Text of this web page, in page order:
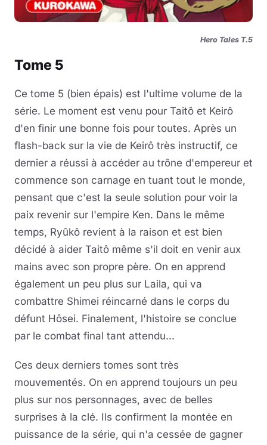
Hero Tales T.5
Tome 5
Ce tome 5 (bien épais) est l'ultime volume de la
série. Le moment est venu pour Taitô et Keirô
d'en finir une bonne fois pour toutes. Après un
flash-back sur la vie de Keirô très instructif, ce
dernier a réussi à accéder au trône d'empereur et
commence son carnage en tuant tout le monde,
pensant que c'est la seule solution pour voir la
paix revenir sur l'empire Ken. Dans le même
temps, Ryûkô revient à la raison et est bien
décidé à aider Taitô même s'il doit en venir aux
mains avec son propre père. On en apprend
également un peu plus sur Laila, qui va
combattre Shimei réincarné dans le corps du
défunt Hôsei. Finalement, l'histoire se conclue
par le combat final tant attendu...
Ces deux derniers tomes sont très
mouvementés. On en apprend toujours un peu
plus sur nos personnages, avec de belles
surprises à la clé. Ils confirment la montée en
puissance de la série, qui n'a cessée de gagner